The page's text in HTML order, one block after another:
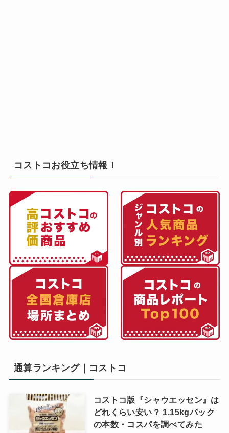
コストコお役立ち情報！
通算ランキング｜コストコ
コストコ版『シャウエッセン』は
どれくらい安い？ 1.15kgパック
の本数・コスパを調べてみた